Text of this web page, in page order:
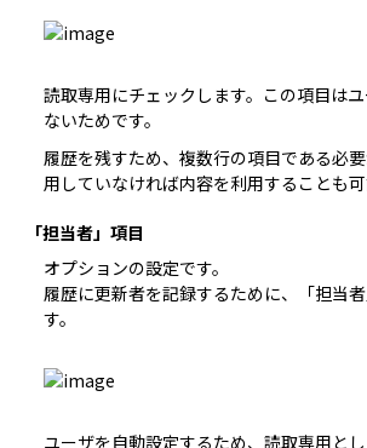
読取専用にチェックします。この項目は
ないためです。
履歴を残すため、複数行の項目である必
用していなければ内容を利用することも可
「担当者」項目
オプションの設定です。
履歴に更新者を記録するために、「担当
す。
ユーザを自動設定するため、読取専用と